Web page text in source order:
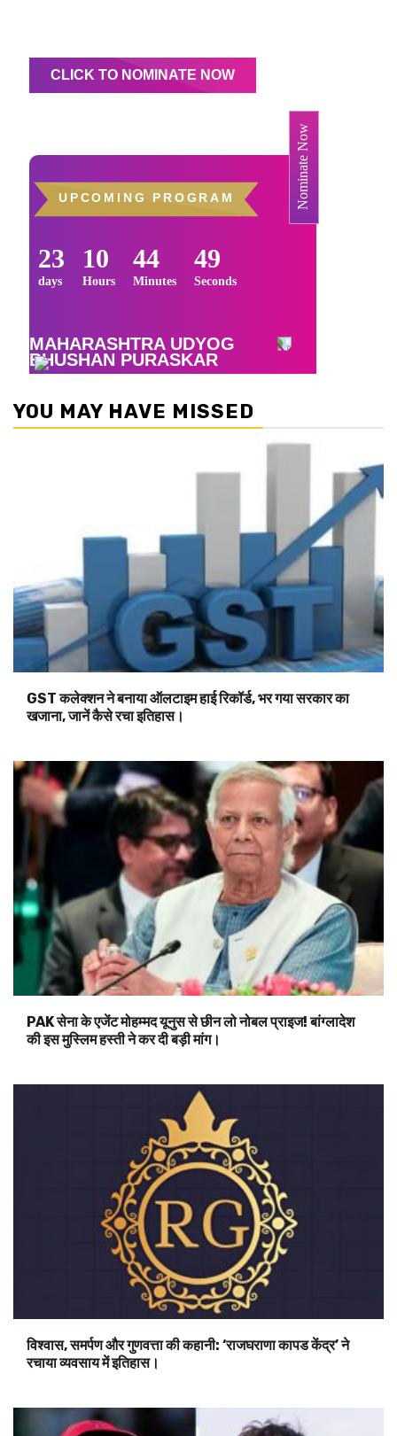
YOU MAY HAVE MISSED
GST कलेक्शन ने बनाया ऑलटाइम हाई रिकॉर्ड, भर गया सरकार का
खजाना, जानें कैसे रचा इतिहास।
PAK सेना के एजेंट मोहम्मद यूनुस से छीन लो नोबल प्राइज! बांग्लादेश
की इस मुस्लिम हस्ती ने कर दी बड़ी मांग।
विश्वास, समर्पण और गुणवत्ता की कहानी: ‘राजघराणा कापड केंद्र’ ने
रचाया व्यवसाय में इतिहास।